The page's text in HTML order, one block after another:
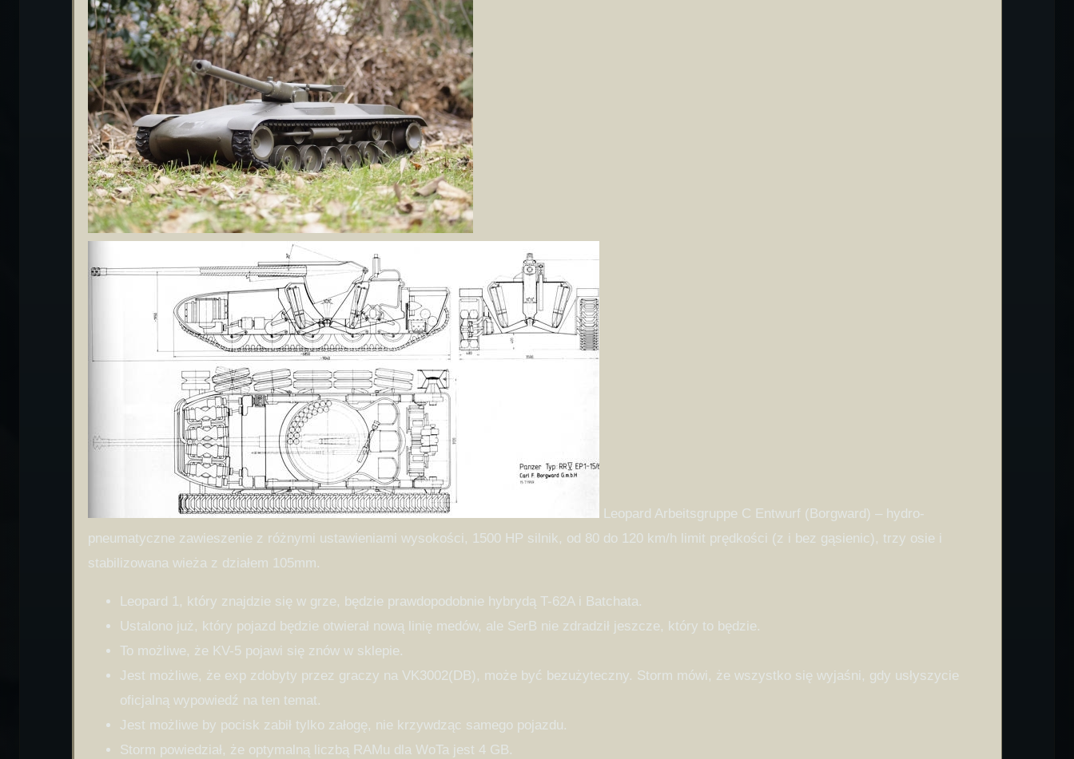
Leopard Arbeitsgruppe C Entwurf (Borgward) – hydro-
pneumatyczne zawieszenie z różnymi ustawieniami wysokości, 1500 HP silnik, od 80 do 120 km/h limit prędkości (z i bez gąsienic), trzy osie i
stabilizowana wieża z działem 105mm.
Leopard 1, który znajdzie się w grze, będzie prawdopodobnie hybrydą T-62A i Batchata.
Ustalono już, który pojazd będzie otwierał nową linię medów, ale SerB nie zdradził jeszcze, który to będzie.
To możliwe, że KV-5 pojawi się znów w sklepie.
Jest możliwe, że exp zdobyty przez graczy na VK3002(DB), może być bezużyteczny. Storm mówi, że wszystko się wyjaśni, gdy usłyszycie
oficjalną wypowiedź na ten temat.
Jest możliwe by pocisk zabił tylko załogę, nie krzywdząc samego pojazdu.
Storm powiedział, że optymalną liczbą RAMu dla WoTa jest 4 GB.